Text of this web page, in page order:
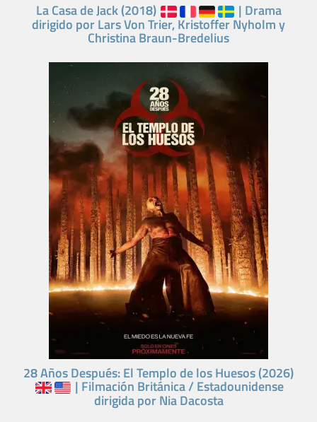
La Casa de Jack (2018) | Drama
dirigido por Lars Von Trier, Kristoffer Nyholm y
Christina Braun-Bredelius
28 Años Después: El Templo de los Huesos (2026)
| Filmación Británica / Estadounidense
dirigida por Nia Dacosta